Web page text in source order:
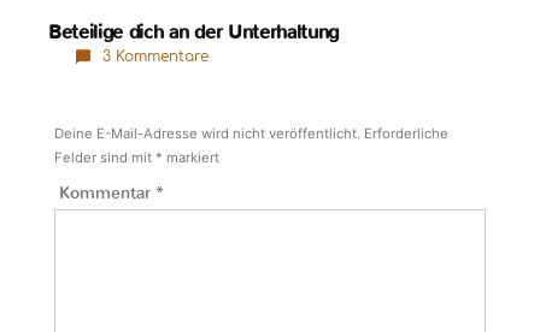
Beteilige dich an der Unterhaltung
3 Kommentare
Deine E-Mail-Adresse wird nicht veröffentlicht. Erforderliche
Felder sind mit * markiert
Kommentar *